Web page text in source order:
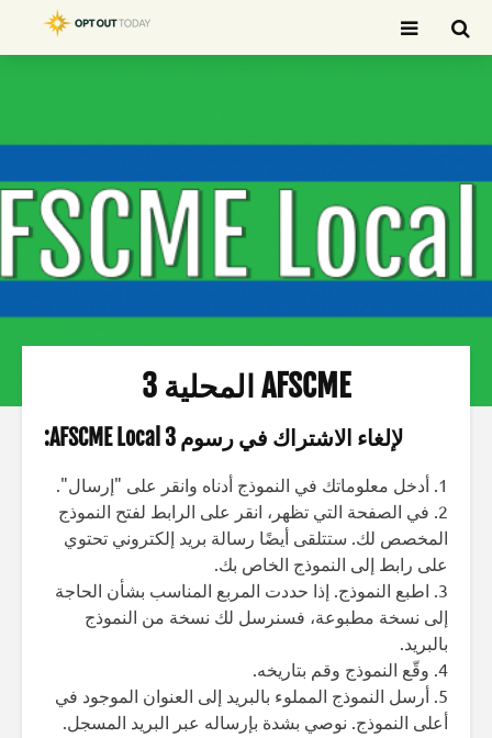
AFSCME المحلية 3
لإلغاء الاشتراك في رسوم AFSCME Local 3:
1. أدخل معلوماتك في النموذج أدناه وانقر على "إرسال".
2. في الصفحة التي تظهر، انقر على الرابط لفتح النموذج
المخصص لك. ستتلقى أيضًا رسالة بريد إلكتروني تحتوي
على رابط إلى النموذج الخاص بك.
3. اطبع النموذج. إذا حددت المربع المناسب بشأن الحاجة
إلى نسخة مطبوعة، فسنرسل لك نسخة من النموذج
بالبريد.
4. وقّع النموذج وقم بتاريخه.
5. أرسل النموذج المملوء بالبريد إلى العنوان الموجود في
أعلى النموذج. نوصي بشدة بإرساله عبر البريد المسجل.